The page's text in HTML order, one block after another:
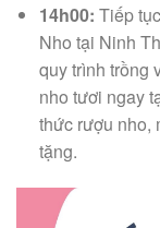
14h00: Tiếp
Nho tại Ninh
quy trình trồng
nho tươi ngay
thức rượu nho,
tặng.